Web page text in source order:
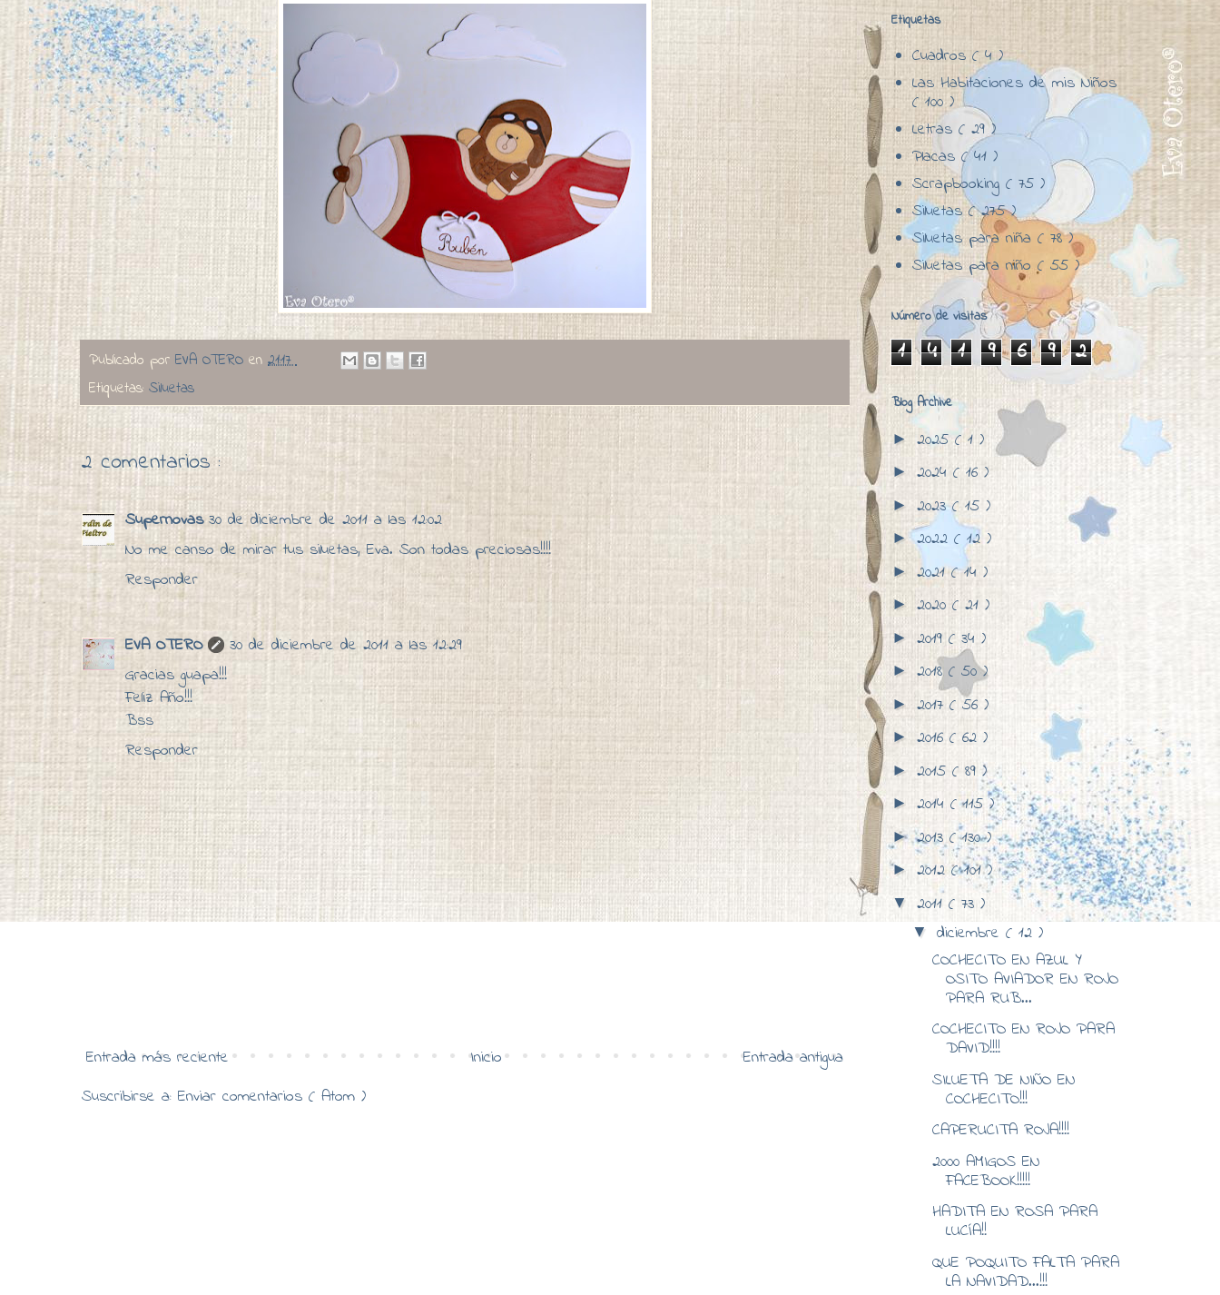
Publicado por EVA OTERO en 21:17
Etiquetas: Siluetas
2 comentarios :
Supernovas 30 de diciembre de 2011 a las 12:02
No me canso de mirar tus siluetas, Eva. Son todas preciosas!!!!
Responder
EVA OTERO
30 de diciembre de 2011 a las 12:29
Gracias guapa!!!
Feliz Año!!!
Bss
Responder
Entrada más reciente Entrada antigua
Inicio
Suscribirse a: Enviar comentarios ( Atom )
Etiquetas
Cuadros ( 4 )
Las Habitaciones de mis Niños
( 100 )
Letras ( 29 )
Placas ( 41 )
Scrapbooking ( 75 )
Siluetas( 275 )
Siluetas para niña ( 78 )
Siluetas para niño( 55 )
Número de visitas
1 4 1 9 6 9 2
Blog Archive
► 2025( 1 )
► 2024 ( 16 )
► 2023( 15 )
► 2022 ( 12 )
► 2021( 14 )
► 2020 ( 21 )
► 2019 ( 34 )
► 2018 ( 50 )
► 2017 ( 56 )
► 2016 ( 62 )
► 2015 ( 89 )
► 2014 ( 115 )
►2013( 130 )
► 2012( 101 )
▼ 2011 ( 73 )
▼ diciembre ( 12 )
COCHECITO EN AZUL Y
OSITO AVIADOR EN ROJO
PARA RUB...
COCHECITO EN ROJO PARA
DAVID!!!!
SILUETA DE NIÑO EN
COCHECITO!!!
CAPERUCITA ROJA!!!!
2000 AMIGOS EN
FACEBOOK!!!!!
HADITA EN ROSA PARA
LUCÍA!!
QUE POQUITO FALTA PARA
LA NAVIDAD...!!!